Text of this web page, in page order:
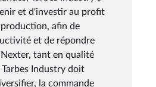
et d'investir au profit
afin de
et de répondre
tant en qualité
Industry doit
la commande